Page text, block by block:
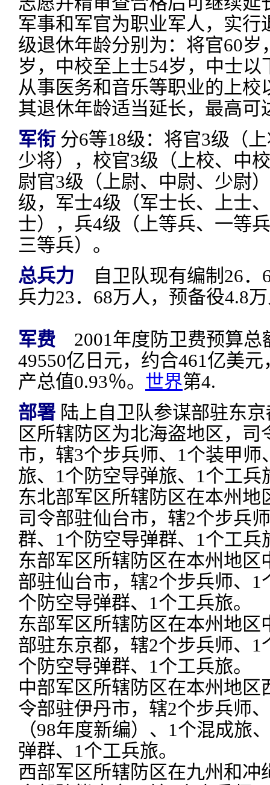
军事和军官为职业军人，实行
级退休年龄分别为：将官60岁
岁，中校至上士54岁，中士以
从事医务和音乐等职业的上校
其退休年龄适当延长，最高可
军衔 分6等18级：将官3级（
少将），校官3级（上校、中
尉官3级（上尉、中尉、少尉
级，军士4级（军士长、上士
士），兵4级（上等兵、一等
三等兵）。
总兵力 自卫队现有编制26．
兵力23．68万人，预备役4.8
军费 2001年度防卫费预算总
49550亿日元，约合461亿美
产总值0.93％。 世界第4.
部署 陆上自卫队参谋部驻东
区所辖防区为北海盗地区，司
市，辖3个步兵师、1个装甲师
旅、1个防空导弹旅、1个工兵
东北部军区所辖防区在本州地
司令部驻仙台市，辖2个步兵
群、1个防空导弹群、1个工兵
东部军区所辖防区在本州地区
部驻仙台市，辖2个步兵师、1
个防空导弹群、1个工兵旅。
东部军区所辖防区在本州地区
部驻东京都，辖2个步兵师、1
个防空导弹群、1个工兵旅。
中部军区所辖防区在本州地区
令部驻伊丹市，辖2个步兵师
（98年度新编）、1个混成旅
弹群、1个工兵旅。
西部军区所辖防区在九州和冲